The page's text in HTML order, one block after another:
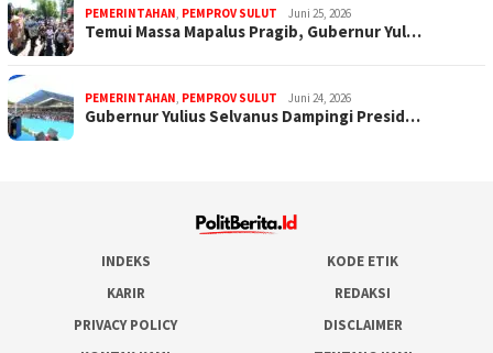
PEMERINTAHAN, PEMPROV SULUT Juni 25, 2026
Temui Massa Mapalus Pragib, Gubernur Yul…
PEMERINTAHAN, PEMPROV SULUT Juni 24, 2026
Gubernur Yulius Selvanus Dampingi Presid…
INDEKS
KODE ETIK
KARIR
REDAKSI
PRIVACY POLICY
DISCLAIMER